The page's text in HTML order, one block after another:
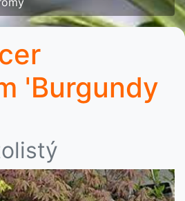
'Burgundy